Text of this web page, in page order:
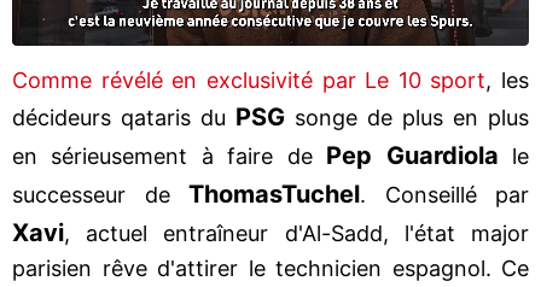
Comme révélé en exclusivité par Le 10 sport, les
décideurs qataris du PSG songe de plus en plus
en sérieusement à faire de Pep Guardiola le
successeur de ThomasTuchel. Conseillé par
Xavi, actuel entraîneur d'Al-Sadd, l'état major
parisien rêve d'attirer le technicien espagnol. Ce